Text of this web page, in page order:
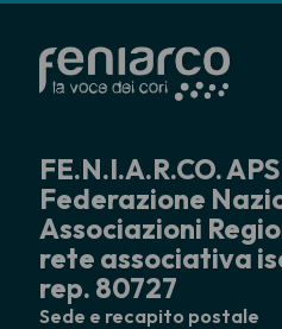
FE.N.I.A.R.CO. APS
Federazione
Associazioni
rete associativa
rep. 80727
Sede e recapito postale